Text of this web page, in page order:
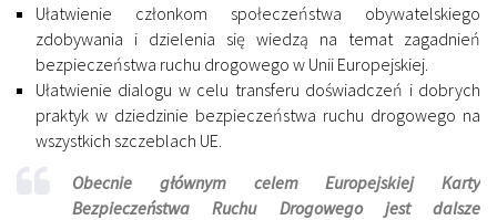
Ułatwienie członkom społeczeństwa obywatelskiego
zdobywania i dzielenia się wiedzą na temat zagadnień
bezpieczeństwa ruchu drogowego w Unii Europejskiej.
Ułatwienie dialogu w celu transferu doświadczeń i dobrych
praktyk w dziedzinie bezpieczeństwa ruchu drogowego na
wszystkich szczeblach UE.
Obecnie głównym celem Europejskiej Karty
Bezpieczeństwa Ruchu Drogowego jest dalsze